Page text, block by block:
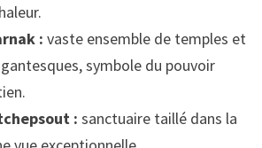
: vaste ensemble de temples et
symbole du pouvoir
: sanctuaire taillé dans la